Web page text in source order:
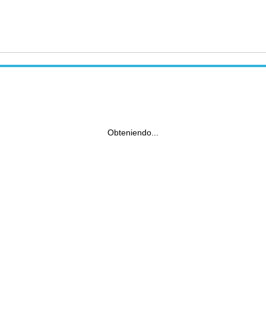
Obteniendo...